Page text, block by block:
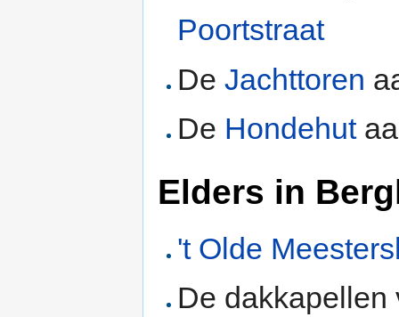
Poortstraat
DeJachttoren
De Hondehut
Elders in
't Olde
De